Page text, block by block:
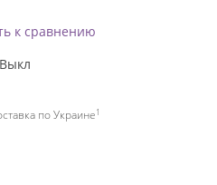
к сравнению
Выкл
по Украине1